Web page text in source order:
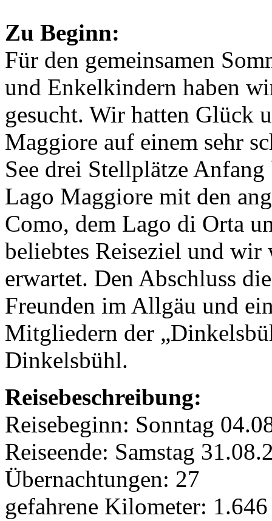
Zu Beginn:
Für den gemeinsamen
und Enkelkindern haben
gesucht. Wir hatten Glück
Maggiore auf einem sehr
See drei Stellplätze
Lago Maggiore mit den
Como, dem Lago di Orta
beliebtes Reiseziel und wir
erwartet. Den Abschluss
Freunden im Allgäu und
Mitgliedern der
Dinkelsbühl.
Reisebeschreibung:
Reisebeginn: Sonntag
Reiseende: Samstag
Übernachtungen: 27
gefahrene Kilometer: